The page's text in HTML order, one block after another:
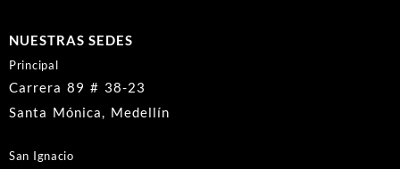
NUESTRAS SEDES
Principal
Carrera 89 # 38-23
Santa Mónica, Medellín
San Ignacio